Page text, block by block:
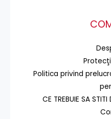
Politica privind
CE TREBUIE SA